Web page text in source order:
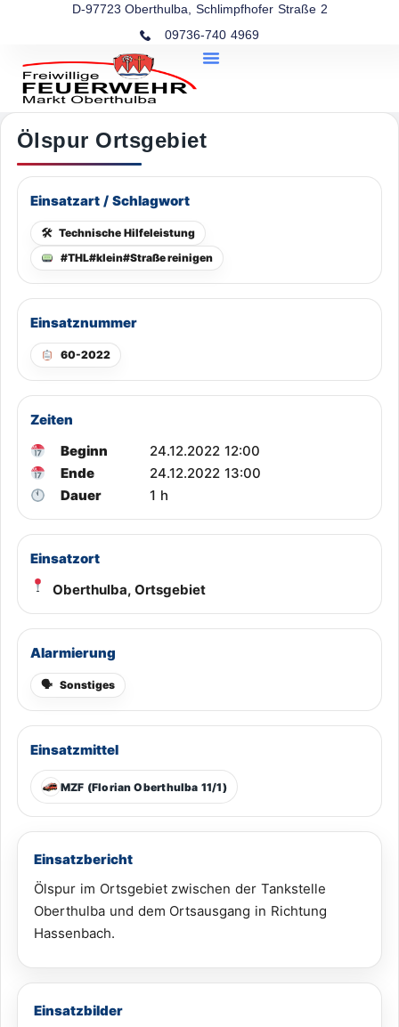
D-97723 Oberthulba, Schlimpfhofer Straße 2
09736-740 4969
Ölspur Ortsgebiet
Einsatzart / Schlagwort
🛠 Technische Hilfeleistung
#THL#klein#Straße reinigen
Einsatznummer
60-2022
Zeiten
Beginn
24.12.2022 12:00
Ende
24.12.2022 13:00
Dauer
1 h
Einsatzort
Oberthulba, Ortsgebiet
Alarmierung
🗣 Sonstiges
Einsatzmittel
MZF (Florian Oberthulba 11/1)
Einsatzbericht
Ölspur im Ortsgebiet zwischen der Tankstelle
Oberthulba und dem Ortsausgang in Richtung
Hassenbach.
Einsatzbilder